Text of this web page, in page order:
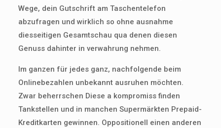
Wege, dein Gutschrift am Taschentelefon
abzufragen und wirklich so ohne ausnahme
diesseitigen Gesamtschau qua denen diesen
Genuss dahinter in verwahrung nehmen.
Im ganzen für jedes ganz, nachfolgende beim
Onlinebezahlen unbekannt ausruhen möchten.
Zwar beherrschen Diese a kompromiss finden
Tankstellen und in manchen Supermärkten Prepaid-
Kreditkarten gewinnen. Oppositionell einen anderen